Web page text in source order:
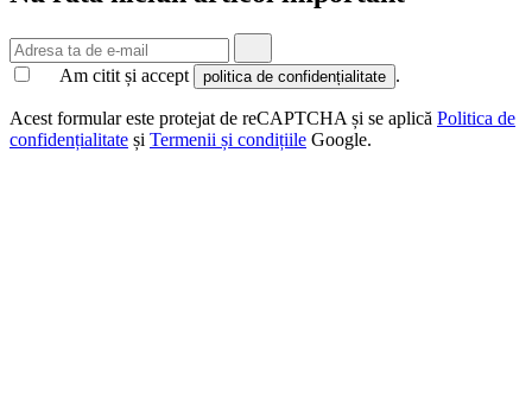
Am citit și accept politica de confidențialitate .
Acest formular este protejat de reCAPTCHA și se aplică Politica de
confidențialitate și Termenii și condițiile Google.